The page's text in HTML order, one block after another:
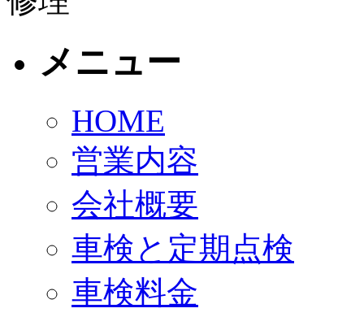
メニュー
HOME
営業内容
会社概要
車検と定期点検
車検料金